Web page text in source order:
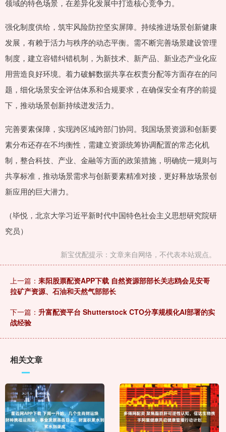
领域的特色场景，在差异化发展中打造核心竞争力。
强化制度供给，筑牢风险防控坚实屏障。持续推进场景创新健康
发展，有赖于活力与秩序的动态平衡。需不断完善场景建设管理
制度，建立容错纠错机制，为新技术、新产品、新业态产业化应
用营造良好环境。着力破解数据共享在权责分配等方面存在的问
题，细化场景安全评估体系和合规要求，在确保安全有序的前提
下，推动场景创新持续迸发活力。
完善要素保障，实现跨区域跨部门协同。我国场景资源和创新要
素分布还存在不均衡性，需建立资源统筹协调配置的常态化机
制，整合科技、产业、金融等方面的政策措施，明确统一规则与
共享标准，推动场景需求与创新要素精准对接，更好释放场景创
新应用的巨大潜力。
（毕悦，北京大学习近平新时代中国特色社会主义思想研究院研
究员）
新宝优配提示：文章来自网络，不代表本站观点。
上一篇： 耒阳股票配资APP下载 自然资源部部长关志鸥会见安哥
拉矿产资源、石油和天然气部部长
下一篇： 升富配资平台 Shutterstock CTO分享规模化AI部署的实
战经验
相关文章